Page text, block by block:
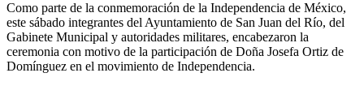
Como parte de la conmemoración de la Independencia de México,
este sábado integrantes del Ayuntamiento de San Juan del Río, del
Gabinete Municipal y autoridades militares, encabezaron la
ceremonia con motivo de la participación de Doña Josefa Ortiz de
Domínguez en el movimiento de Independencia.